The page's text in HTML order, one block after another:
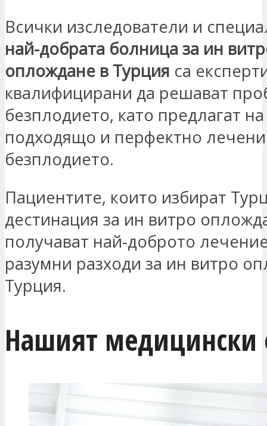
Всички изследователи и
най-добрата болница за ин
оплождане в Турция са
квалифицирани да решават
безплодието, като предлагат
подходящо и перфектно
безплодието.
Пациентите, които избират
дестинация за ин витро
получават най-доброто
разумни разходи за ин витро
Турция.
Нашият медицински